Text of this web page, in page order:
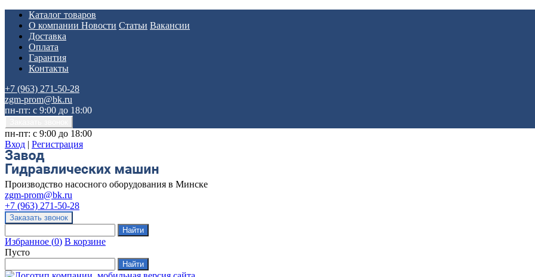
Каталог товаров
О компании Новости Статьи Вакансии
Доставка
Оплата
Гарантия
Контакты
+7 (963) 271-50-28
zgm-prom@bk.ru
пн-пт: с 9:00 до 18:00
пн-пт: с 9:00 до 18:00
Вход | Регистрация
Производство насосного оборудования в Минске
zgm-prom@bk.ru
+7 (963) 271-50-28
Избранное (0) В корзине
Пусто